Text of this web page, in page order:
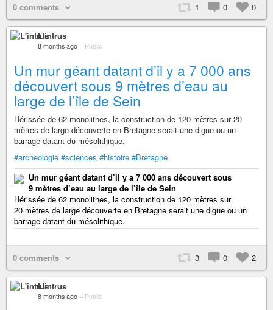
0 comments 1 0 0
L'intrus
8 months ago – Public
Un mur géant datant d’il y a 7 000 ans
découvert sous 9 mètres d’eau au
large de l’île de Sein
Hérissée de 62 monolithes, la construction de 120 mètres sur 20
mètres de large découverte en Bretagne serait une digue ou un
barrage datant du mésolithique.
#archeologie #sciences #histoire #Bretagne
Un mur géant datant d’il y a 7 000 ans découvert sous
9 mètres d’eau au large de l’île de Sein
Hérissée de 62 monolithes, la construction de 120 mètres sur
20 mètres de large découverte en Bretagne serait une digue ou un
barrage datant du mésolithique.
0 comments 3 0 2
L'intrus
8 months ago – Public